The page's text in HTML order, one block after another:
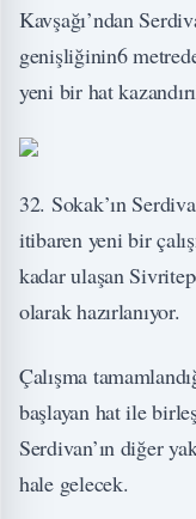
Kavşağı’ndan
genişliğinin6
yeni bir hat
32. Sokak’ın
itibaren yeni bir
kadar ulaşan
olarak hazırlanıyor.
Çalışma
başlayan hat ile
Serdivan’ın diğer
hale gelecek.